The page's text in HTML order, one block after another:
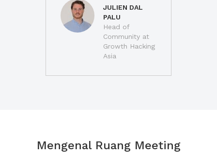
JULIEN DAL
PALU
Head of
Community at
Growth Hacking
Asia
Mengenal Ruang Meeting